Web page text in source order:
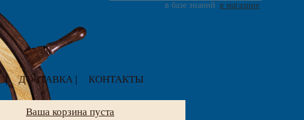
в магазине
в базе знаний
| ДОСТАВКА | КОНТАКТЫ
Ваша корзина пуста